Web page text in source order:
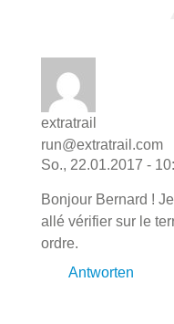
extratrail
run@extratrail.com
So., 22.01.2017 -
Bonjour Bernard !
allé vérifier sur le
ordre.
Antworten